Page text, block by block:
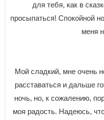
для тебя, как в
просыпаться! Спокойной
меня
Мой сладкий, мне очень
расставаться и дальше
ночь, но, к сожалению,
моя радость. Надеюсь,